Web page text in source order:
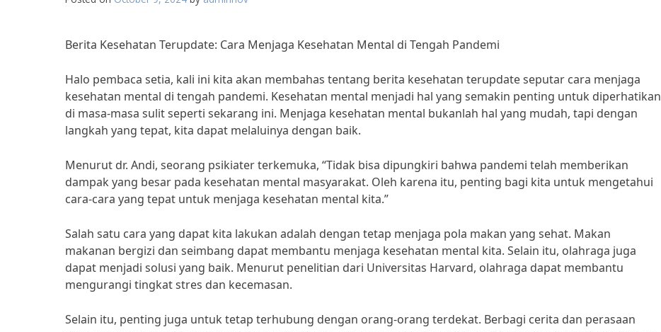
Berita Kesehatan Terupdate: Cara Menjaga Kesehatan Mental di Tengah Pandemi
Halo pembaca setia, kali ini kita akan membahas tentang berita kesehatan terupdate seputar cara menjaga
kesehatan mental di tengah pandemi. Kesehatan mental menjadi hal yang semakin penting untuk diperhatikan
di masa-masa sulit seperti sekarang ini. Menjaga kesehatan mental bukanlah hal yang mudah, tapi dengan
langkah yang tepat, kita dapat melaluinya dengan baik.
Menurut dr. Andi, seorang psikiater terkemuka, “Tidak bisa dipungkiri bahwa pandemi telah memberikan
dampak yang besar pada kesehatan mental masyarakat. Oleh karena itu, penting bagi kita untuk mengetahui
cara-cara yang tepat untuk menjaga kesehatan mental kita.”
Salah satu cara yang dapat kita lakukan adalah dengan tetap menjaga pola makan yang sehat. Makan
makanan bergizi dan seimbang dapat membantu menjaga kesehatan mental kita. Selain itu, olahraga juga
dapat menjadi solusi yang baik. Menurut penelitian dari Universitas Harvard, olahraga dapat membantu
mengurangi tingkat stres dan kecemasan.
Selain itu, penting juga untuk tetap terhubung dengan orang-orang terdekat. Berbagi cerita dan perasaan